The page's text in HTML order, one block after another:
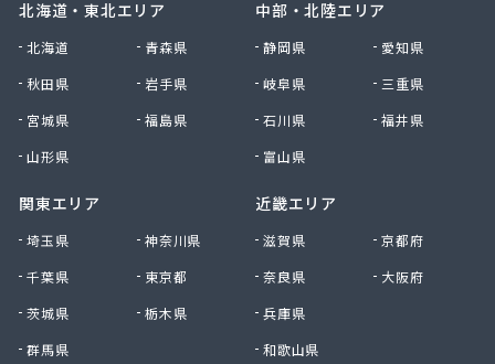
有限会社白石一商会
有限会社福田酸素商会 プロパン部
有限会社兵頭燃料店
有限会社豊後屋瓦斯
来島商店
北海道・東北エリア
北海道
青森県
秋田県
岩手県
宮城県
福島県
山形県
関東エリア
埼玉県
神奈川県
千葉県
東京都
茨城県
栃木県
群馬県
中部・北陸エリア
静岡県
愛知県
岐阜県
三重県
石川県
福井県
富山県
近畿エリア
滋賀県
京都府
奈良県
大阪府
兵庫県
和歌山県